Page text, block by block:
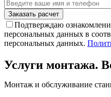
Подтверждаю
персональных данных в
персональных данных.
Услуги монтажа.
Монтаж и обслуживание